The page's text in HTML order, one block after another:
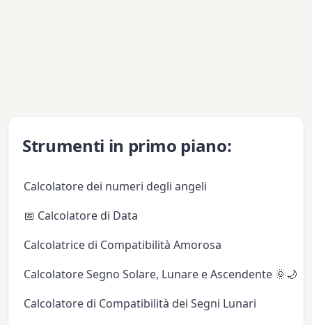
Strumenti in primo piano:
Calcolatore dei numeri degli angeli
📅 Calcolatore di Data
Calcolatrice di Compatibilità Amorosa
Calcolatore Segno Solare, Lunare e Ascendente 🌞🌙✨
Calcolatore di Compatibilità dei Segni Lunari